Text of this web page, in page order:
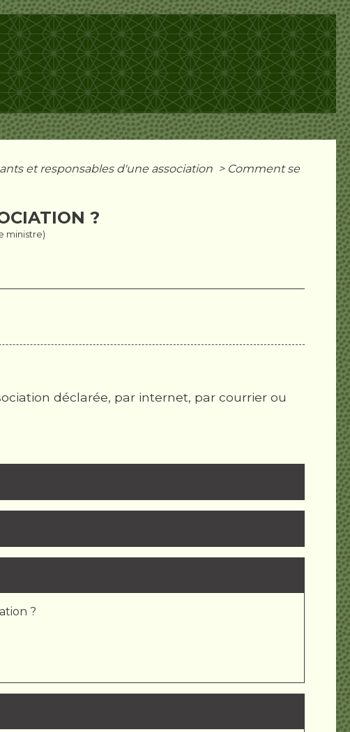
et responsables d'une association > Comment se
?
ministre)
déclarée, par internet, par courrier ou
?